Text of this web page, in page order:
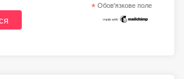
* Обов'язкове поле